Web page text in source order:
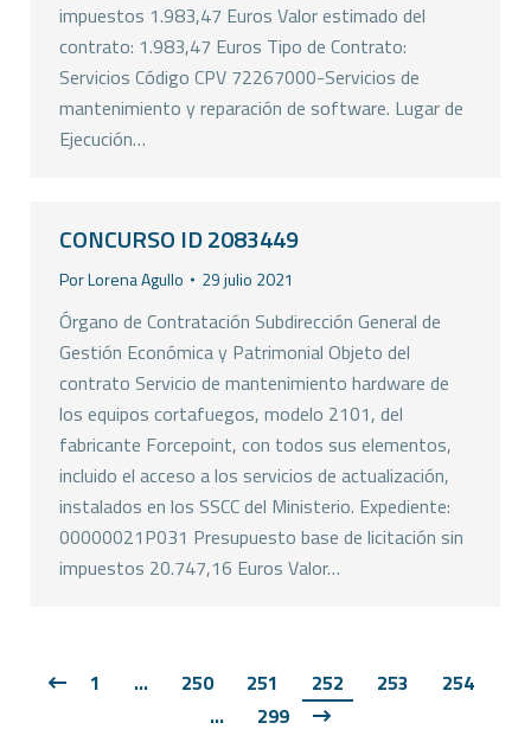
impuestos 1.983,47 Euros Valor estimado del
contrato: 1.983,47 Euros Tipo de Contrato:
Servicios Código CPV 72267000-Servicios de
mantenimiento y reparación de software. Lugar de
Ejecución…
CONCURSO ID 2083449
PorLorena Agullo 29 julio 2021
Órgano de Contratación Subdirección General de
Gestión Económica y Patrimonial Objeto del
contrato Servicio de mantenimiento hardware de
los equipos cortafuegos, modelo 2101, del
fabricante Forcepoint, con todos sus elementos,
incluido el acceso a los servicios de actualización,
instalados en los SSCC del Ministerio. Expediente:
00000021P031 Presupuesto base de licitación sin
impuestos 20.747,16 Euros Valor…
1 … 250 251 252 253
254
…
299